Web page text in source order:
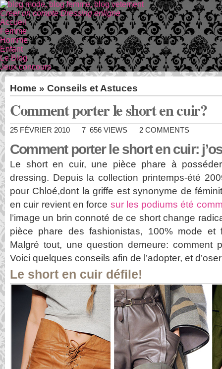
Creer un compte Dressing enligne
Accueil
Femme
Homme
Enfant
Le Blog
Jeux concours
Home » Conseils et Astuces
Comment porter le short en cuir?
25 FÉVRIER 2010 7 656 VIEWS 2 COMMENTS
Comment porter le short en cuir:
Le short en cuir, une pièce phare à
dressing. Depuis la collection printemps-été
pour Chloé,dont la griffe est synonyme de
en cuir revient en force sur les podiums été
l’image un brin connoté de ce short change
pièce phare des fashionistas, 100% mode et
Malgré tout, une question demeure: comment
Voici quelques conseils afin de l’adopter, et
Le short en cuir défile!